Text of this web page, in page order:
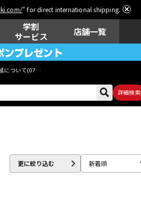
" for direct international shipping.
学割
サービス
店舗一覧
について(07月29日
詳細検索
更に絞り込む 新着順